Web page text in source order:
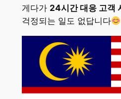
게다가 24시간 대응 고객
걱정되는 일도 없답니다